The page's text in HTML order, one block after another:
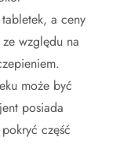
a ceny
względu na
może być
posiada
część